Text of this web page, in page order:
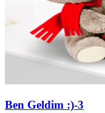
Ben Geldim :)-3